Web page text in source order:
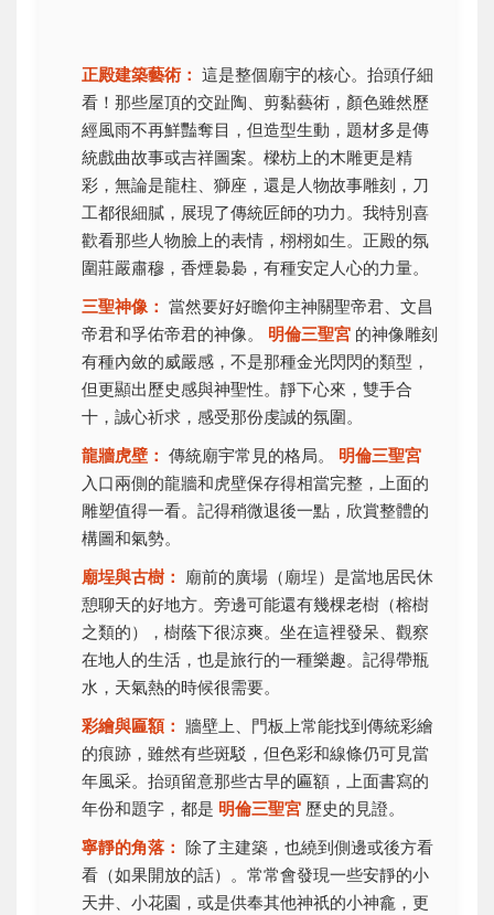
正殿建築藝術： 這是整個廟宇的核心。抬頭仔細
看！那些屋頂的交趾陶、剪黏藝術，顏色雖然歷
經風雨不再鮮豔奪目，但造型生動，題材多是傳
統戲曲故事或吉祥圖案。樑枋上的木雕更是精
彩，無論是龍柱、獅座，還是人物故事雕刻，刀
工都很細膩，展現了傳統匠師的功力。我特別喜
歡看那些人物臉上的表情，栩栩如生。正殿的氛
圍莊嚴肅穆，香煙裊裊，有種安定人心的力量。
三聖神像： 當然要好好瞻仰主神關聖帝君、文昌
帝君和孚佑帝君的神像。 明倫三聖宮 的神像雕刻
有種內斂的威嚴感，不是那種金光閃閃的類型，
但更顯出歷史感與神聖性。靜下心來，雙手合
十，誠心祈求，感受那份虔誠的氛圍。
龍牆虎壁： 傳統廟宇常見的格局。 明倫三聖宮
入口兩側的龍牆和虎壁保存得相當完整，上面的
雕塑值得一看。記得稍微退後一點，欣賞整體的
構圖和氣勢。
廟埕與古樹： 廟前的廣場（廟埕）是當地居民休
憩聊天的好地方。旁邊可能還有幾棵老樹（榕樹
之類的），樹蔭下很涼爽。坐在這裡發呆、觀察
在地人的生活，也是旅行的一種樂趣。記得帶瓶
水，天氣熱的時候很需要。
彩繪與匾額： 牆壁上、門板上常能找到傳統彩繪
的痕跡，雖然有些斑駁，但色彩和線條仍可見當
年風采。抬頭留意那些古早的匾額，上面書寫的
年份和題字，都是 明倫三聖宮 歷史的見證。
寧靜的角落： 除了主建築，也繞到側邊或後方看
看（如果開放的話）。常常會發現一些安靜的小
天井、小花園，或是供奉其他神祇的小神龕，更